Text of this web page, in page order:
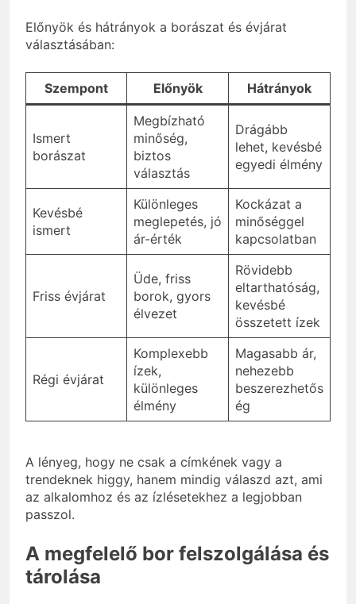
Előnyök és hátrányok a borászat és évjárat
választásában:
Szempont Előnyök Hátrányok
Ismert
borászat
Megbízható
minőség,
biztos
választás
Drágább
lehet, kevésbé
egyedi élmény
Kevésbé
ismert
Különleges
meglepetés, jó
ár-érték
Kockázat a
minőséggel
kapcsolatban
Friss évjárat
Üde, friss
borok, gyors
élvezet
Rövidebb
eltarthatóság,
kevésbé
összetett ízek
Régi évjárat
Komplexebb
ízek,
különleges
élmény
Magasabb ár,
nehezebb
beszerezhetős
ég
A lényeg, hogy ne csak a címkének vagy a
trendeknek higgy, hanem mindig válaszd azt, ami
az alkalomhoz és az ízlésetekhez a legjobban
passzol.
A megfelelő bor felszolgálása és
tárolása